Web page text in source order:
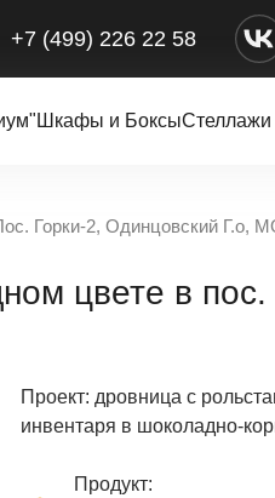
+7 (499) 226 22 58
Шкафы и БоксыСтеллажи
Горки-2, Одинцовский Г.о,
цвете в пос.
Проект: дровница с
инвентаря в шоколадно-
Продукт